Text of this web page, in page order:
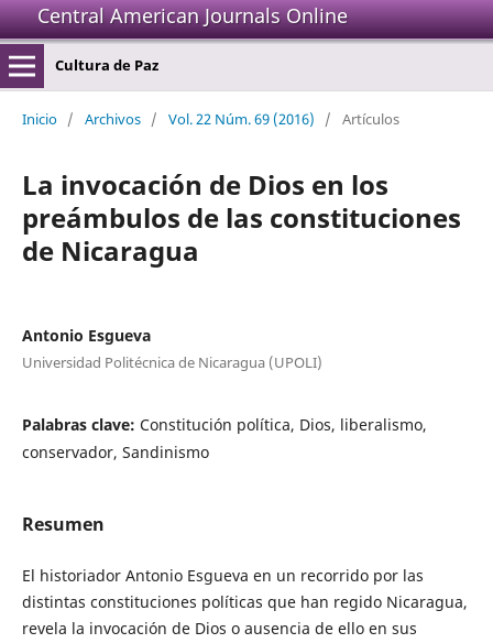
Central American Journals Online
Cultura de Paz
Inicio / Archivos / Vol. 22 Núm. 69 (2016) / Artículos
La invocación de Dios en los
preámbulos de las constituciones
de Nicaragua
Antonio Esgueva
Universidad Politécnica de Nicaragua (UPOLI)
Palabras clave: Constitución política, Dios, liberalismo,
conservador, Sandinismo
Resumen
El historiador Antonio Esgueva en un recorrido por las
distintas constituciones políticas que han regido Nicaragua,
revela la invocación de Dios o ausencia de ello en sus